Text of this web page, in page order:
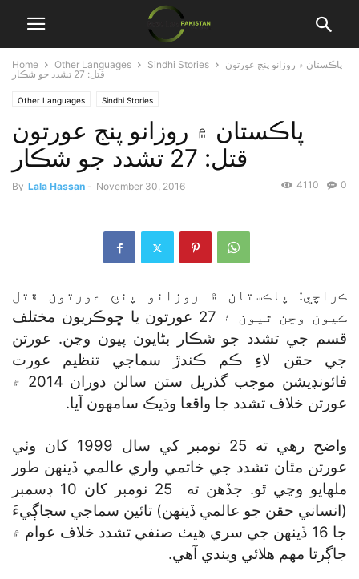
Home Other Languages Sindhi Stories
پاڪستان ۾ روزانو پنج عورتون
قتل: 27 تشدد جو شڪار
Other Languages Sindhi Stories
پاڪستان ۾ روزانو پنج عورتون
قتل: 27 تشدد جو شڪار
By Lala Hassan - November 30, 2016 0
4110
ڪراچي: پاڪستان ۾ روزانو پنج عورتون قتل
ڪيون وڃن ٿيون ۽ 27 عورتون يا ڇوڪريون مختلف
قسم جي تشدد جو شڪار بڻايون پيون وڃن. عورتن
جي حقن لاءِ ڪم ڪندڙ سماجي تنظيم عورت
فائونڊيشن موجب گذريل ستن سالن دوران 2014 ۾
عورتن خلاف تشدد جا واقعا وڌيڪ سامهون آيا.
واضح رهي ته 25 نومبر کي سال 1999 کان وٺي
عورتن مٿان تشدد جي خاتمي واري عالمي ڏينهن طور
ملهايو وڃي ٿو. جڏهن ته 25 نومبر کان 10 ڊسمبر
(انساني حقن جو عالمي ڏينهن) تائين سماجي سجاڳيءَ
جا 16 ڏينهن جي سري هيٺ صنفي تشدد خلاف عوام ۾
جاڳرتا مهم هلائي ويندي آهي.